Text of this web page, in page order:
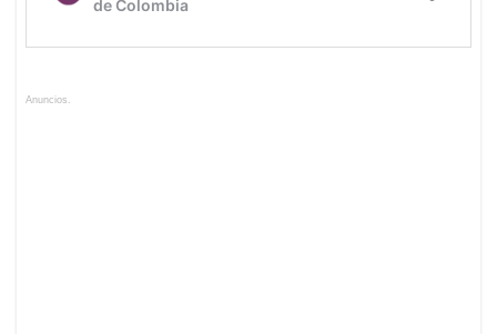
Anuncios.